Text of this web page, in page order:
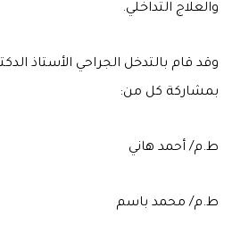
والعلاج التداخلي.
وقد قام بالتدخل الجراحي الأستاذ
بمشاركة كل من:
ط.م/ أحمد هاني
ط.م/ محمد باسم